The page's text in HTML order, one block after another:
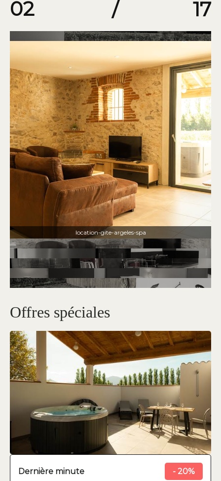
03 / 17
location-gite-argeles-spa
Offres spéciales
Dernière minute - 20%